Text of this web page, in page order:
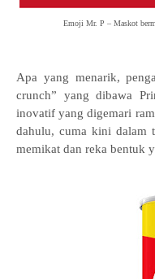
Emoji Mr. P – Maskot
Apa yang menarik,
crunch” yang dibawa
inovatif yang digemari
dahulu, cuma kini dalam
memikat dan reka bentuk